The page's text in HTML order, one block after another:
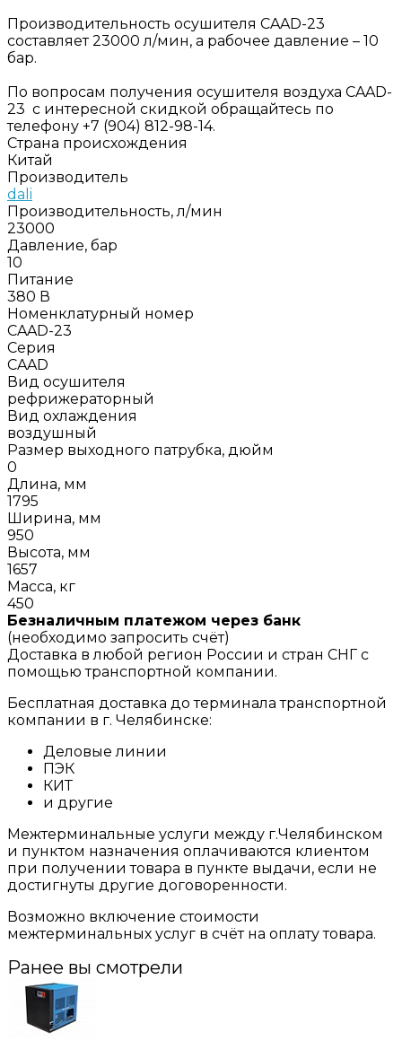
Производительность осушителя CAAD-23
составляет 23000 л/мин, а рабочее давление – 10
бар.
По вопросам получения осушителя воздуха CAAD-
23 с интересной скидкой обращайтесь по
телефону +7 (904) 812-98-14.
Страна происхождения
Китай
Производитель
dali
Производительность, л/мин
23000
Давление, бар
10
Питание
380 В
Номенклатурный номер
CAAD-23
Серия
CAAD
Вид осушителя
рефрижераторный
Вид охлаждения
воздушный
Размер выходного патрубка, дюйм
0
Длина, мм
1795
Ширина, мм
950
Высота, мм
1657
Масса, кг
450
Безналичным платежом через банк
(необходимо запросить счёт)
Доставка в любой регион России и стран СНГ с
помощью транспортной компании.
Бесплатная доставка до терминала транспортной
компании в г. Челябинске:
Деловые линии
ПЭК
КИТ
и другие
Межтерминальные услуги между г.Челябинском
и пунктом назначения оплачиваются клиентом
при получении товара в пункте выдачи, если не
достигнуты другие договоренности.
Возможно включение стоимости
межтерминальных услуг в счёт на оплату товара.
Ранее вы смотрели